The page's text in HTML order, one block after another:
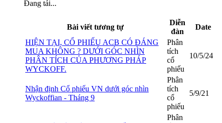
Đang tải...
Bài viết tương tự
Diễn
đàn
Date
HIỆN TẠI, CỔ PHIẾU ACB CÓ ĐÁNG
MUA KHÔNG ? DƯỚI GÓC NHÌN
PHÂN TÍCH CỦA PHƯƠNG PHÁP
WYCKOFF.
Phân
tích
cổ
phiếu
10/5/24
Nhận định Cổ phiếu VN dưới góc nhìn
Wyckoffian - Tháng 9
Phân
tích
cổ
phiếu
5/9/21
Phân